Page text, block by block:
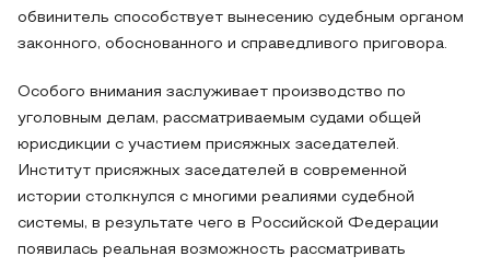
обвинитель способствует вынесению судебным органом
законного, обоснованного и справедливого приговора.
Особого внимания заслуживает производство по
уголовным делам, рассматриваемым судами общей
юрисдикции с участием присяжных заседателей.
Институт присяжных заседателей в современной
истории столкнулся с многими реалиями судебной
системы, в результате чего в Российской Федерации
появилась реальная возможность рассматривать